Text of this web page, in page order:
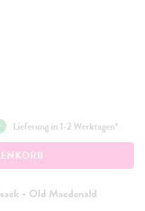
Lieferung in 1-2 Werktagen*
- Old Macdonald